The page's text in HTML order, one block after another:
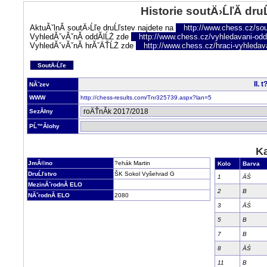
Historie soutÄ›ĹľĂ­
AktuĂˇlnĂ­ soutÄ›Ĺľe druĹľstev najdete na
http://www.chess.cz/
VyhledĂˇvĂˇnĂ­ oddĂ­lĹŻ zde
http://www.chess.cz/vyhledavani-
VyhledĂˇvĂˇnĂ­ hrĂˇÄŤĹŻ zde
http://www.chess.cz/hraci-
SoutÄ›Ĺľe
NĂˇzev II.
WWW http://chess-results.com/Tnr325739.aspx?lan=5
SezĂłny
PĹ™Ă­lohy
JmĂ©no
?ehák Martin
DruĹľstvo
ŠK Sokol Vyšehrad G
MezinĂˇrodnĂ­ ELO
NĂˇrodnĂ­ ELO
2080
Kolo
Barva
1
ÄŚ
2 B
3 ÄŚ
5 B
7 B
8 ÄŚ
11 B